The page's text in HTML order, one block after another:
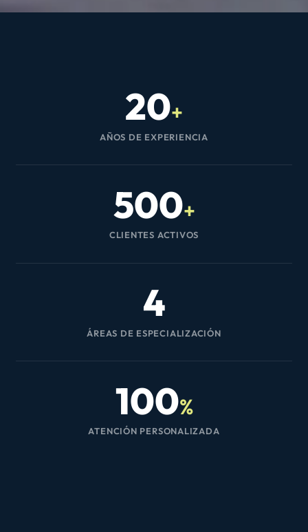
20+
AÑOS DE EXPERIENCIA
500+
CLIENTES ACTIVOS
4
ÁREAS DE ESPECIALIZACIÓN
100%
ATENCIÓN PERSONALIZADA